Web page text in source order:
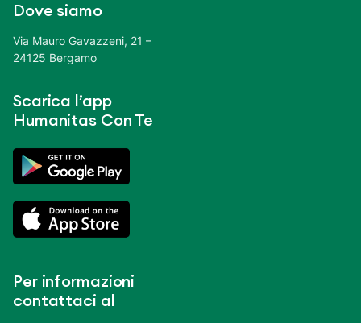
Dove siamo
Via Mauro Gavazzeni, 21 –
24125 Bergamo
Scarica l’app
Humanitas Con Te
Per informazioni
contattaci al